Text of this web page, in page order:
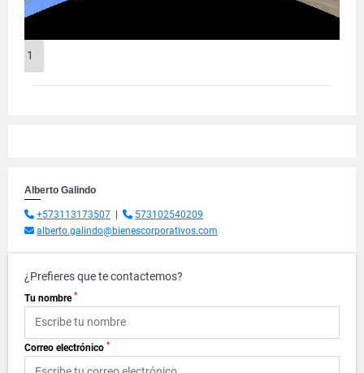
1
Alberto Galindo
+573113173507
573102540209
alberto.galindo@bienescorporativos.com
¿Prefieres que te contactemos?
Tu nombre *
Correo electrónico *